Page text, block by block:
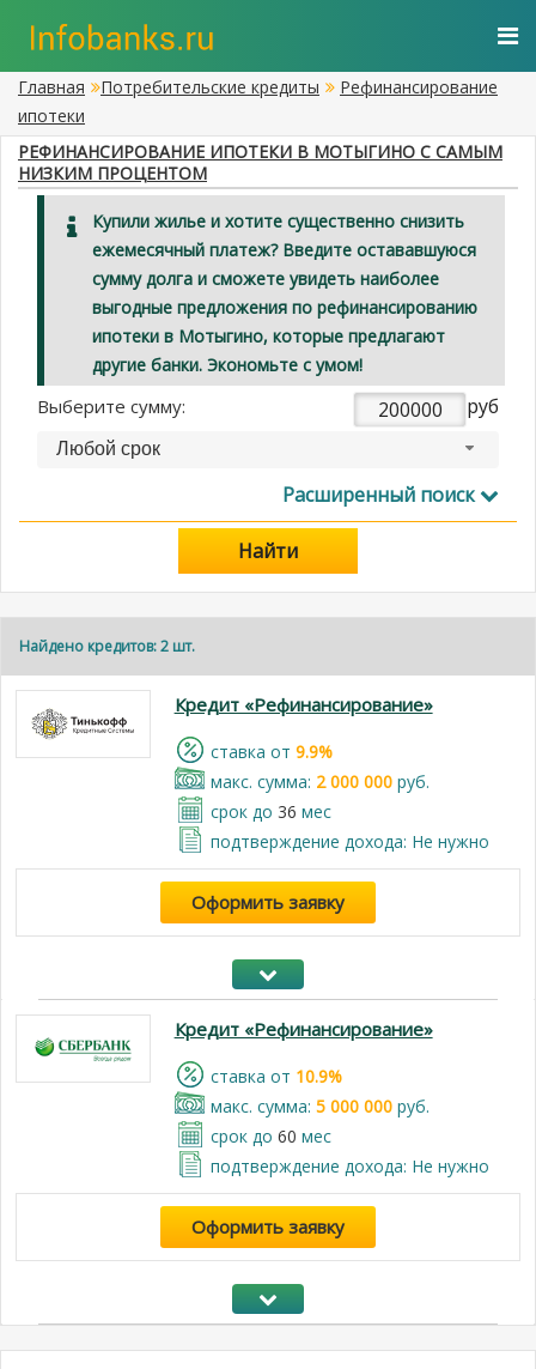
Главная Потребительские кредиты
Рефинансирование
ипотеки
РЕФИНАНСИРОВАНИЕ ИПОТЕКИ В МОТЫГИНО С САМЫМ
НИЗКИМ ПРОЦЕНТОМ
Купили жилье и хотите существенно снизить
ежемесячный платеж? Введите остававшуюся
сумму долга и сможете увидеть наиболее
выгодные предложения по рефинансированию
ипотеки в Мотыгино, которые предлагают
другие банки. Экономьте с умом!
Выберите сумму: руб
Любой срок
Расширенный поиск
Найти
Найдено кредитов: 2 шт.
Кредит «Рефинансирование»
cтавка от 9.9%
макс. сумма: 2 000 000руб.
срок до 36 мес
подтверждение дохода: Не нужно
Оформить заявку
Кредит «Рефинансирование»
cтавка от 10.9%
макс. сумма: 5 000 000руб.
срок до 60 мес
подтверждение дохода: Не нужно
Оформить заявку